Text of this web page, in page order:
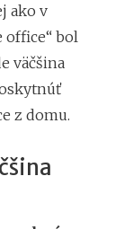
ako v
office“ bol
väčšina
z domu.